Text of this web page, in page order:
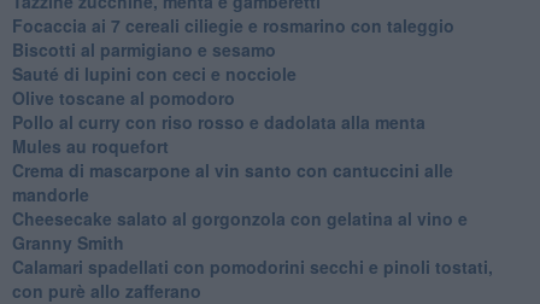
Focaccia ai 7 cereali ciliegie e rosmarino con taleggio
Biscotti al parmigiano e sesamo
Sauté di lupini con ceci e nocciole
Olive toscane al pomodoro
Pollo al curry con riso rosso e dadolata alla menta
Mules au roquefort
Crema di mascarpone al vin santo con cantuccini alle
mandorle
Cheesecake salato al gorgonzola con gelatina al vino e
Granny Smith
Calamari spadellati con pomodorini secchi e pinoli tostati,
con purè allo zafferano